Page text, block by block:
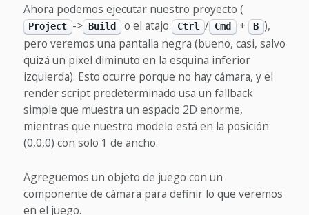
Ahora podemos ejecutar nuestro proyecto (
Project -> Build o el atajo Ctrl / Cmd + B ),
pero veremos una pantalla negra (bueno, casi, salvo
quizá un pixel diminuto en la esquina inferior
izquierda). Esto ocurre porque no hay cámara, y el
render script predeterminado usa un fallback
simple que muestra un espacio 2D enorme,
mientras que nuestro modelo está en la posición
(0,0,0) con solo 1 de ancho.
Agreguemos un objeto de juego con un
componente de cámara para definir lo que veremos
en el juego.